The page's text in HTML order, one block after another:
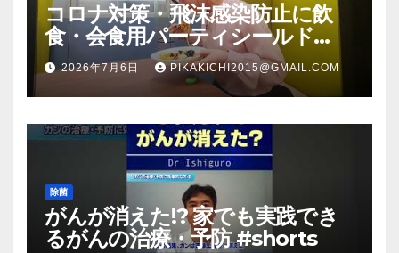
コロナ対策・飛沫感染防止に飲
食・会食用パーティシールド
（マスク会食代替品）ＦＢＣ福井
放送のＴＶ番組での紹介映像
2026年7月6日 PIKAKICHI2015@GMAIL.COM
除菌
がんが消えた!? 家でも実践でき
るがんの治療・予防 #shorts